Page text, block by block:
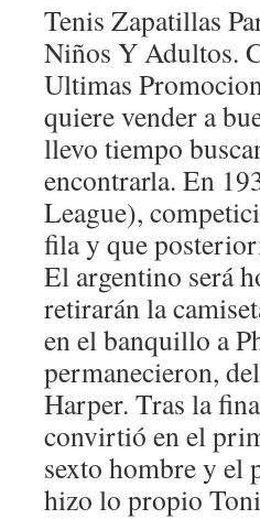
Tenis Zapatillas
Niños Y Adultos.
Ultimas
quiere vender a
llevo tiempo
encontrarla. En
League),
fila y que
El argentino será
retirarán la
en el banquillo a
permanecieron,
Harper. Tras la
convirtió en el
sexto hombre y el
hizo lo propio